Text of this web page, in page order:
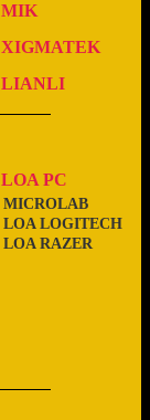
MIK
XIGMATEK
LIANLI
LOA PC
LOA RAZER
LOA LOGITECH
MICROLAB